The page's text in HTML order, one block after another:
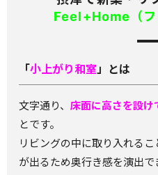
Feel+Home（フ
「小上がり和室」とは
文字通り、床面に高さを設け
とです。
リビングの中に取り入れる
が出るため奥行き感を演出で